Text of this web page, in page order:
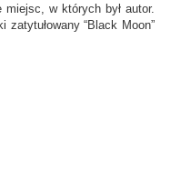
w których był autor.
“Black Moon”